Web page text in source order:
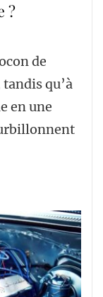
?
de
qu’à
en une